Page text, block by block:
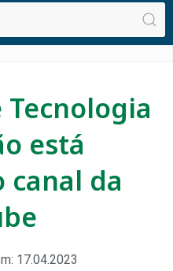
está
canal da
17.04.2023